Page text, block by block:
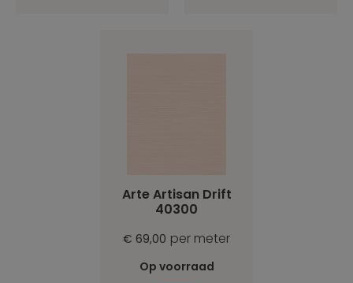
Arte Artisan Drift
40300
€ 69,00 per meter
Op voorraad